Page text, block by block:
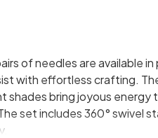
of needles are available in
with effortless crafting.
shades bring joyous
set includes 360° swivel